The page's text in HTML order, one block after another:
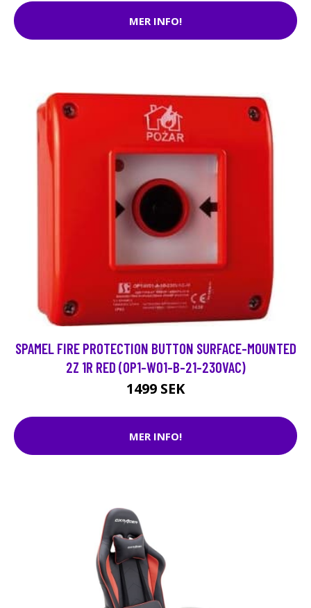
MER INFO!
SPAMEL FIRE PROTECTION BUTTON SURFACE-MOUNTED
2Z 1R RED (OP1-W01-B-21-230VAC)
1499 SEK
MER INFO!